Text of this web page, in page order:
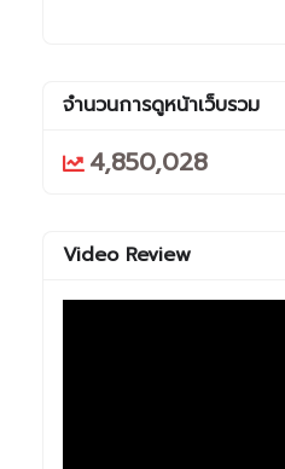
จำนวนการดูหน้าเว็บรวม
4,850,028
Video Review